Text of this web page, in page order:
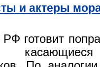
и актеры
РФ готовит